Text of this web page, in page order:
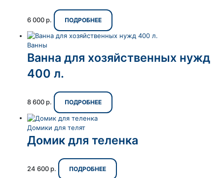
6 000 р. ПОДРОБНЕЕ
Ванны
Ванна для хозяйственных нужд
400 л.
8 600 р. ПОДРОБНЕЕ
Домики для телят
Домик для теленка
24 600 р. ПОДРОБНЕЕ